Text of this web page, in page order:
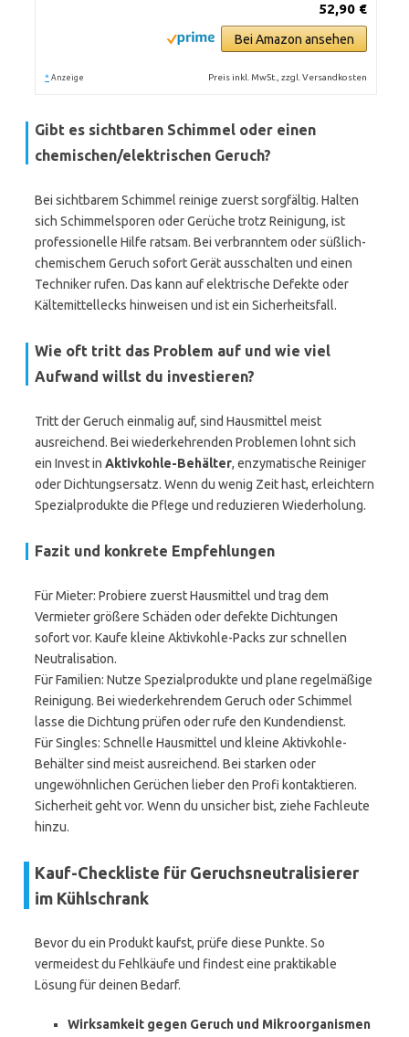
52,90 €
Bei Amazon ansehen
* Anzeige Preis inkl. MwSt., zzgl. Versandkosten
Gibt es sichtbaren Schimmel oder einen
chemischen/elektrischen Geruch?
Bei sichtbarem Schimmel reinige zuerst sorgfältig. Halten
sich Schimmelsporen oder Gerüche trotz Reinigung, ist
professionelle Hilfe ratsam. Bei verbranntem oder süßlich-
chemischem Geruch sofort Gerät ausschalten und einen
Techniker rufen. Das kann auf elektrische Defekte oder
Kältemittellecks hinweisen und ist ein Sicherheitsfall.
Wie oft tritt das Problem auf und wie viel
Aufwand willst du investieren?
Tritt der Geruch einmalig auf, sind Hausmittel meist
ausreichend. Bei wiederkehrenden Problemen lohnt sich
ein Invest in Aktivkohle-Behälter, enzymatische Reiniger
oder Dichtungsersatz. Wenn du wenig Zeit hast, erleichtern
Spezialprodukte die Pflege und reduzieren Wiederholung.
Fazit und konkrete Empfehlungen
Für Mieter: Probiere zuerst Hausmittel und trag dem
Vermieter größere Schäden oder defekte Dichtungen
sofort vor. Kaufe kleine Aktivkohle-Packs zur schnellen
Neutralisation.
Für Familien: Nutze Spezialprodukte und plane regelmäßige
Reinigung. Bei wiederkehrendem Geruch oder Schimmel
lasse die Dichtung prüfen oder rufe den Kundendienst.
Für Singles: Schnelle Hausmittel und kleine Aktivkohle-
Behälter sind meist ausreichend. Bei starken oder
ungewöhnlichen Gerüchen lieber den Profi kontaktieren.
Sicherheit geht vor. Wenn du unsicher bist, ziehe Fachleute
hinzu.
Kauf-Checkliste für Geruchsneutralisierer
im Kühlschrank
Bevor du ein Produkt kaufst, prüfe diese Punkte. So
vermeidest du Fehlkäufe und findest eine praktikable
Lösung für deinen Bedarf.
Wirksamkeit gegen Geruch und Mikroorganismen